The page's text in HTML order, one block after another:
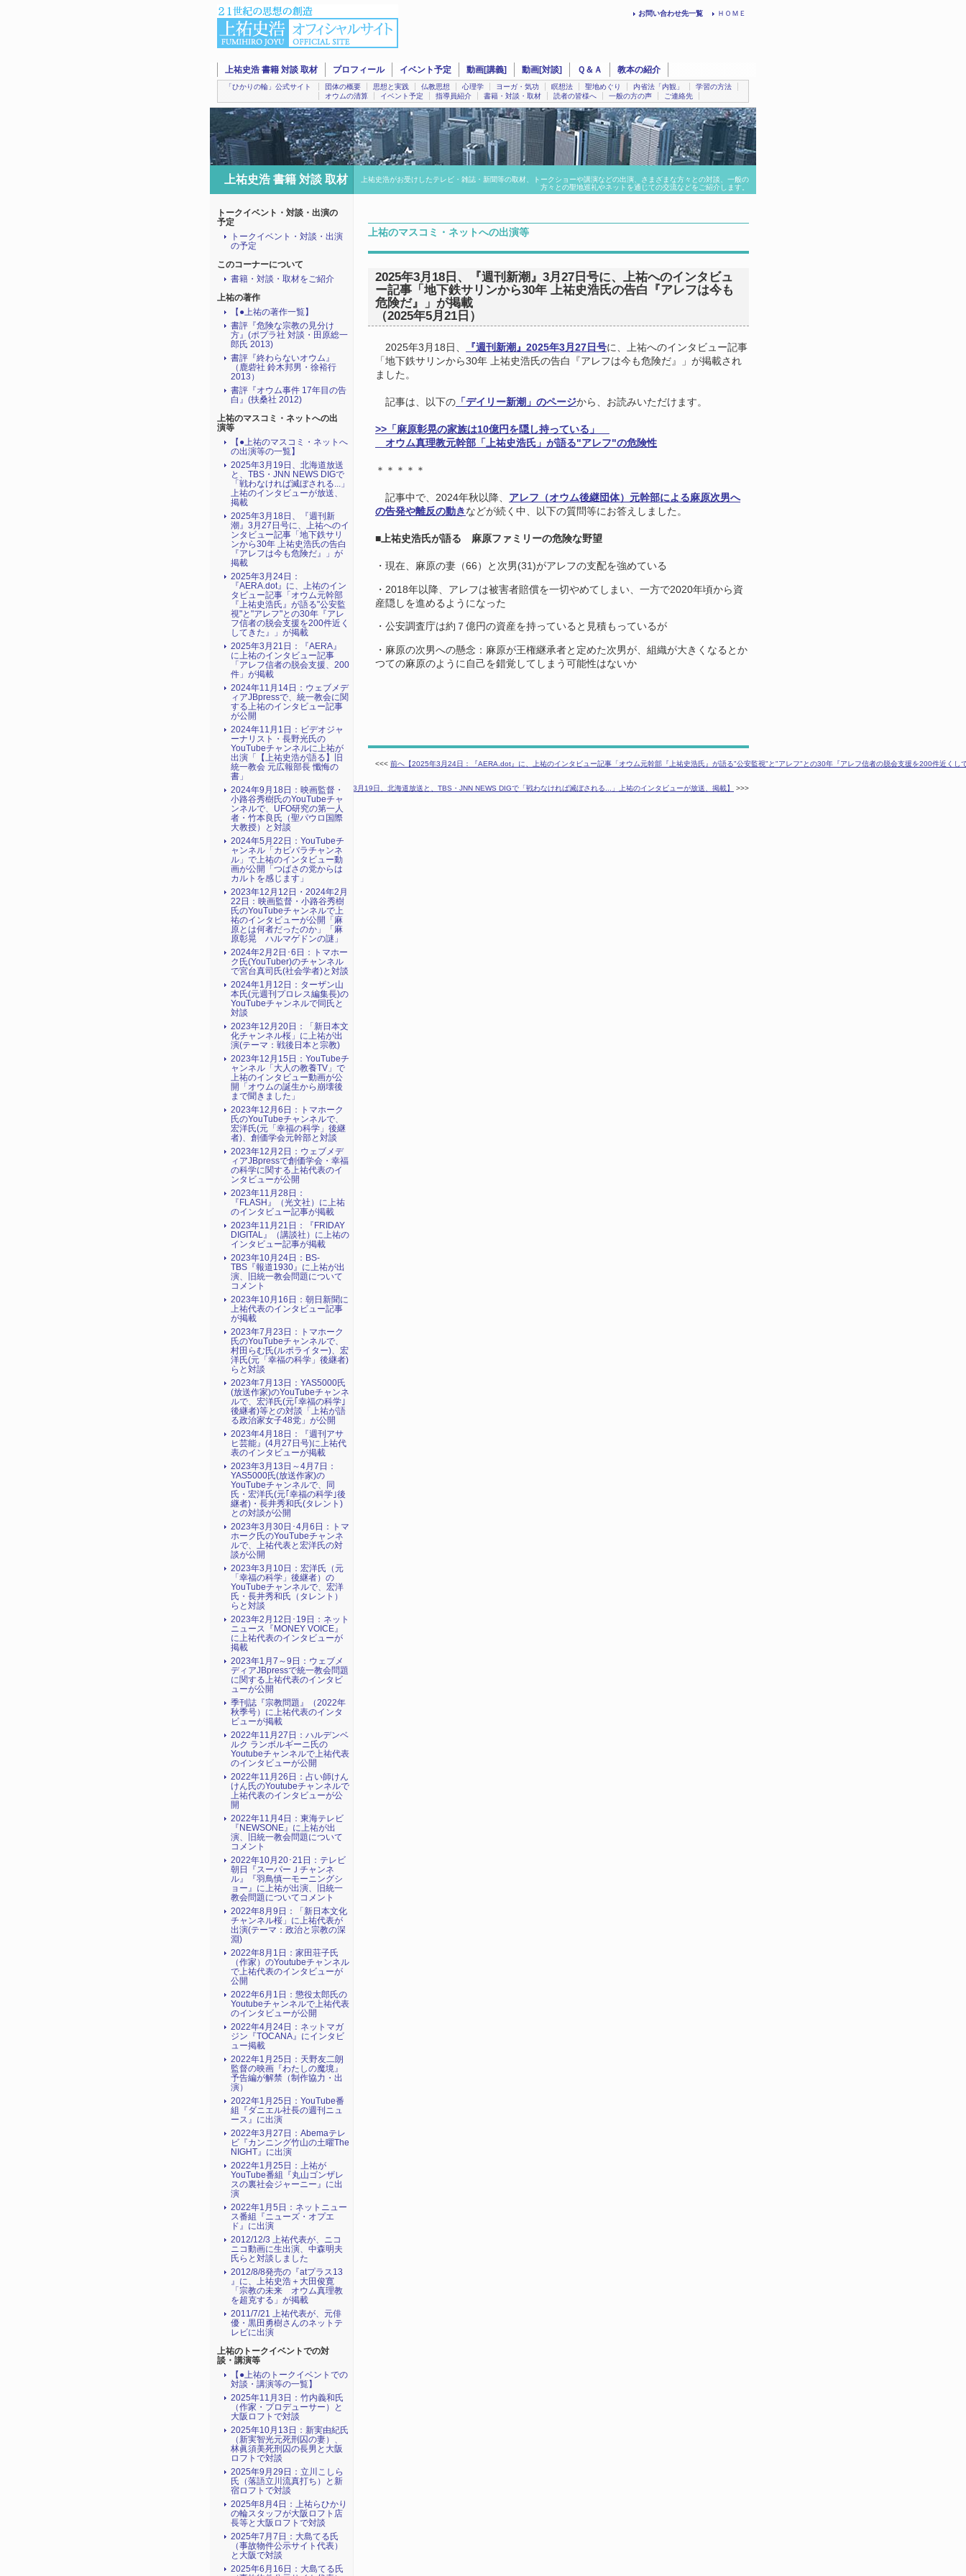
ＨＯＭＥ
お問い合わせ先一覧
上祐史浩 書籍 対談 取材 プロフィール イベント予定 動画[講義] 動画[対談] Ｑ＆Ａ 教本の紹介
「ひかりの輪」公式サイト 団体の概要 思想と実践 仏教思想 心理学 ヨーガ・気功 瞑想法 聖地めぐり 内省法「内観」
学習の方法
オウムの清算
イベント予定 指導員紹介 書籍・対談・取材 読者の皆様へ 一般の方の声 ご連絡先
上祐史浩 書籍 対談 取材
上祐史浩がお受けしたテレビ・雑誌・新聞等の取材、トークショーや講演などの出演、さまざまな方々との対談、一般の
方々との聖地巡礼やネットを通じての交流などをご紹介します。
上祐のマスコミ・ネットへの出演等
2025年3月18日、『週刊新潮』3月27日号に、上祐へのインタビュ
ー記事「地下鉄サリンから30年 上祐史浩氏の告白『アレフは今も
危険だ』」が掲載
（2025年5月21日）
2025年3月18日、 『週刊新潮』2025年3月27日号に、上祐へのインタビュー記事
「 地下鉄サリンから30年 上祐史浩氏の告白『アレフは今も危険だ』」が掲載され
ました。
記事は、以下の 「デイリー新潮」のページから、お読みいただけます。
>>「麻原彰晃の家族は10億円を隠し持っている」
オウム真理教元幹部「上祐史浩氏」が語る"アレフ"の危険性
＊＊＊＊＊
記事中で、2024年秋以降、 アレフ（オウム後継団体）元幹部による麻原次男へ
の告発や離反の動き などが続く中、以下の質問等にお答えしました。
■上祐史浩氏が語る 麻原ファミリーの危険な野望
・現在、麻原の妻（66 ）と次男 (31)がアレフの支配を強めている
・ 2018年以降、アレフは被害者賠償を一切やめてしまい、一方で2020年頃から資
産隠しを進めるようになった
・公安調査庁は約７億円の資産を持っていると見積もっているが
・麻原の次男への懸念：麻原が王権継承者と定めた次男が、組織が大きくなるとか
つての麻原のように自己を錯覚してしまう可能性はないか
<<< 前へ【2025年3月24日：『AERA.dot』に、上祐のインタビュー記事「オウム元幹部『上祐史浩氏』が語る"公安監視"と"アレフ"との30年『アレフ信者の脱会支援を200件近くし
次へ【2025年3月19日、北海道放送と、TBS・JNN NEWS DIGで「戦わなければ滅ぼされる...」上祐のインタビューが放送、掲載】 >>>
トークイベント・対談・出演の
予定
トークイベント・対談・出演
の予定
このコーナーについて
書籍・対談・取材をご紹介
上祐の著作
【●上祐の著作一覧】
書評『危険な宗教の見分け
方』(ポプラ社 対談・田原総一
郎氏 2013)
書評『終わらないオウム』
（鹿砦社 鈴木邦男・徐裕行
2013）
書評『オウム事件 17年目の告
白』(扶桑社 2012)
上祐のマスコミ・ネットへの出
演等
【●上祐のマスコミ・ネットへ
の出演等の一覧】
2025年3月19日、北海道放送
と、TBS・JNN NEWS DIGで
「戦わなければ滅ぼされる...」
上祐のインタビューが放送、
掲載
2025年3月18日、『週刊新
潮』3月27日号に、上祐へのイ
ンタビュー記事「地下鉄サリ
ンから30年 上祐史浩氏の告白
『アレフは今も危険だ』」が
掲載
2025年3月24日：
『AERA.dot』に、上祐のイン
タビュー記事「オウム元幹部
『上祐史浩氏』が語る"公安監
視"と"アレフ"との30年『アレ
フ信者の脱会支援を200件近く
してきた』」が掲載
2025年3月21日：『AERA』
に上祐のインタビュー記事
「アレフ信者の脱会支援、200
件」が掲載
2024年11月14日：ウェブメデ
ィアJBpressで、統一教会に関
する上祐のインタビュー記事
が公開
2024年11月1日：ビデオジャ
ーナリスト・長野光氏の
YouTubeチャンネルに上祐が
出演「【上祐史浩が語る】旧
統一教会 元広報部長 懺悔の
書」
2024年9月18日：映画監督・
小路谷秀樹氏のYouTubeチャ
ンネルで、UFO研究の第一人
者・竹本良氏（聖パウロ国際
大教授）と対談
2024年5月22日：YouTubeチ
ャンネル「カピバラチャンネ
ル」で上祐のインタビュー動
画が公開「つばさの党からは
カルトを感じます」
2023年12月12日・2024年2月
22日：映画監督・小路谷秀樹
氏のYouTubeチャンネルで上
祐のインタビューが公開「麻
原とは何者だったのか」「麻
原彰晃 ハルマゲドンの謎」
2024年2月2日･6日：トマホー
ク氏(YouTuber)のチャンネル
で宮台真司氏(社会学者)と対談
2024年1月12日：ターザン山
本氏(元週刊プロレス編集長)の
YouTubeチャンネルで同氏と
対談
2023年12月20日：「新日本文
化チャンネル桜」に上祐が出
演(テーマ：戦後日本と宗教)
2023年12月15日：YouTubeチ
ャンネル「大人の教養TV」で
上祐のインタビュー動画が公
開「オウムの誕生から崩壊後
まで聞きました」
2023年12月6日：トマホーク
氏のYouTubeチャンネルで、
宏洋氏(元「幸福の科学」後継
者)、創価学会元幹部と対談
2023年12月2日：ウェブメデ
ィアJBpressで創価学会・幸福
の科学に関する上祐代表のイ
ンタビューが公開
2023年11月28日：
『FLASH』（光文社）に上祐
のインタビュー記事が掲載
2023年11月21日：『FRIDAY
DIGITAL』（講談社）に上祐の
インタビュー記事が掲載
2023年10月24日：BS-
TBS『報道1930』に上祐が出
演、旧統一教会問題について
コメント
2023年10月16日：朝日新聞に
上祐代表のインタビュー記事
が掲載
2023年7月23日：トマホーク
氏のYouTubeチャンネルで、
村田らむ氏(ルポライター)、宏
洋氏(元「幸福の科学」後継者)
らと対談
2023年7月13日：YAS5000氏
(放送作家)のYouTubeチャンネ
ルで、宏洋氏(元｢幸福の科学｣
後継者)等との対談「上祐が語
る政治家女子48党」が公開
2023年4月18日：『週刊アサ
ヒ芸能』(4月27日号)に上祐代
表のインタビューが掲載
2023年3月13日～4月7日：
YAS5000氏(放送作家)の
YouTubeチャンネルで、同
氏・宏洋氏(元｢幸福の科学｣後
継者)・長井秀和氏(タレント)
との対談が公開
2023年3月30日･4月6日：トマ
ホーク氏のYouTubeチャンネ
ルで、上祐代表と宏洋氏の対
談が公開
2023年3月10日：宏洋氏（元
「幸福の科学」後継者）の
YouTubeチャンネルで、宏洋
氏・長井秀和氏（タレント）
らと対談
2023年2月12日･19日：ネット
ニュース『MONEY VOICE』
に上祐代表のインタビューが
掲載
2023年1月7～9日：ウェブメ
ディアJBpressで統一教会問題
に関する上祐代表のインタビ
ューが公開
季刊誌『宗教問題』（2022年
秋季号）に上祐代表のインタ
ビューが掲載
2022年11月27日：ハルデンベ
ルク ランボルギーニ氏の
Youtubeチャンネルで上祐代表
のインタビューが公開
2022年11月26日：占い師けん
けん氏のYoutubeチャンネルで
上祐代表のインタビューが公
開
2022年11月4日：東海テレビ
『NEWSONE』に上祐が出
演、旧統一教会問題について
コメント
2022年10月20･21日：テレビ
朝日『スーパーＪチャンネ
ル』『羽鳥慎一モーニングシ
ョー』に上祐が出演、旧統一
教会問題についてコメント
2022年8月9日：「新日本文化
チャンネル桜」に上祐代表が
出演(テーマ：政治と宗教の深
淵)
2022年8月1日：家田荘子氏
（作家）のYoutubeチャンネル
で上祐代表のインタビューが
公開
2022年6月1日：懲役太郎氏の
Youtubeチャンネルで上祐代表
のインタビューが公開
2022年4月24日：ネットマガ
ジン『TOCANA』にインタビ
ュー掲載
2022年1月25日：天野友二朗
監督の映画『わたしの魔境』
予告編が解禁（制作協力・出
演）
2022年1月25日：YouTube番
組『ダニエル社長の週刊ニュ
ース』に出演
2022年3月27日：Abemaテレ
ビ『カンニング竹山の土曜The
NIGHT』に出演
2022年1月25日：上祐が
YouTube番組『丸山ゴンザレ
スの裏社会ジャーニー』に出
演
2022年1月5日：ネットニュー
ス番組『ニューズ・オプエ
ド』に出演
2012/12/3 上祐代表が、ニコ
ニコ動画に生出演、中森明夫
氏らと対談しました
2012/8/8発売の『atプラス13
』に、上祐史浩＋大田俊寛
「宗教の未来 オウム真理教
を超克する」が掲載
2011/7/21 上祐代表が、元俳
優・黒田勇樹さんのネットテ
レビに出演
上祐のトークイベントでの対
談・講演等
【●上祐のトークイベントでの
対談・講演等の一覧】
2025年11月3日：竹内義和氏
（作家・プロデューサー）と
大阪ロフトで対談
2025年10月13日：新実由紀氏
（新実智光元死刑囚の妻）、
林眞須美死刑囚の長男と大阪
ロフトで対談
2025年9月29日：立川こしら
氏（落語立川流真打ち）と新
宿ロフトで対談
2025年8月4日：上祐らひかり
の輪スタッフが大阪ロフト店
長等と大阪ロフトで対談
2025年7月7日：大島てる氏
（事故物件公示サイト代表）
と大阪で対談
2025年6月16日：大島てる氏